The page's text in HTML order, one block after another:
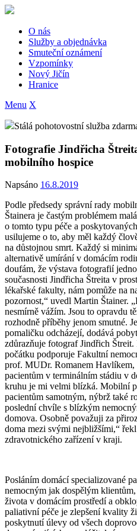
Skip
contentO nás
Služby a objednávka
Smuteční oznámení
Vzpomínky
Nový Jičín
Hranice
Menu X
Stálá pohotovostní služba
Fotografie Jindřicha
mobilního hospice
Napsáno 16.8.2019
Podle předsedy správní rady
Štainera je častým problémem
o tomto typu péče a
usilujeme o to, aby měl každý
na důstojnou smrt. Každý si
alternativě umírání v domácím
doufám, že výstava fotografií
současnosti Jindřicha Štreita v
lékařské fakulty, nám pomůže na
pozornost,“ uvedl Martin Štainer.
nesmírně vážím. Jsou to opravdu
rozhodně příběhy jenom smutné.
pomaličku odcházejí, dodává
zdůrazňuje fotograf Jindřich
počátku podporuje Fakultní
prof. MUDr. Romanem
pacientům v terminálním stádiu v
kruhu je mi velmi blízká. Mobilní
pacientům samotným, nýbrž také
poslední chvíle s blízkým
domova. Osobně považuji za
doma mezi svými nejbližšími,“
zdravotnického zařízení v kraji.
Posláním domácí specializované
nemocným jak dospělým
života v domácím prostředí a
paliativní péče je zlepšení kvality
poskytnutí úlevy od všech